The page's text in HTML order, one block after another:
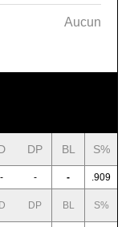
Aucun
DP BL S%
- - - .909
D DP BL S%